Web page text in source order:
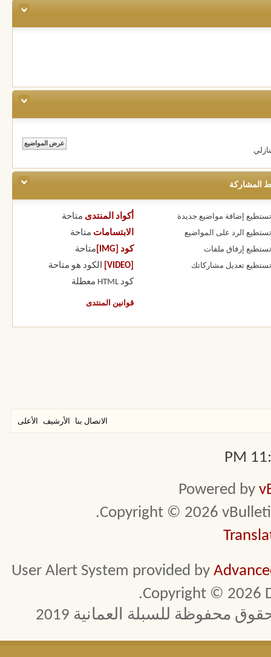
المشاركة
تستطيع إضافة مواضيع جديدة
تستطيع الرد على المواضيع
تستطيع إرفاق ملفات
تستطيع تعديل مشاركاتك
أكواد المنتدى متاحة
الابتسامات متاحة
كود [IMG]
متاحة
الكود هو متاحة
كود HTML
معطلة
قوانين المنتدى
الاتصال بنا الأرشيف الأعلى
Powered by
Copyright © 2026
User Alert System provided by
Copyright © 2026
محفوظة للسبلة العمانية 2019